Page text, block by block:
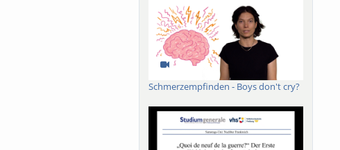
Schmerzempfinden - Boys don't cry?